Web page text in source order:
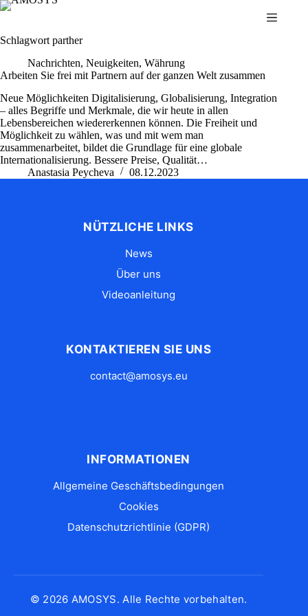
Zum
Schlagwort parther
Nachrichten, Neuigkeiten, Währung
Arbeiten Sie frei mit Partnern auf der ganzen Welt zusammen
Neue Möglichkeiten Digitalisierung, Globalisierung, Integration
– alles Begriffe und Merkmale, die wir heute in allen
Lebensbereichen wiedererkennen können. Die Freiheit und
Möglichkeit zu wählen, was und mit wem man
zusammenarbeitet, bildet die Grundlage für eine globale
Internationalisierung. Bessere Preise, Qualität…
Anastasia Peycheva
08.12.2023
NÜTZLICHE LINKS
News
Über uns
Videoanleitung
KONTAKTIEREN SIE UNS
contact@amosys.eu
INFORMATIONEN
Allgemeine Geschäftsbedingungen
Cookies
Datenschutzrichtlinie (GDPR)
© 2026 AMOSYS. Alle Rechte vorbehalten.